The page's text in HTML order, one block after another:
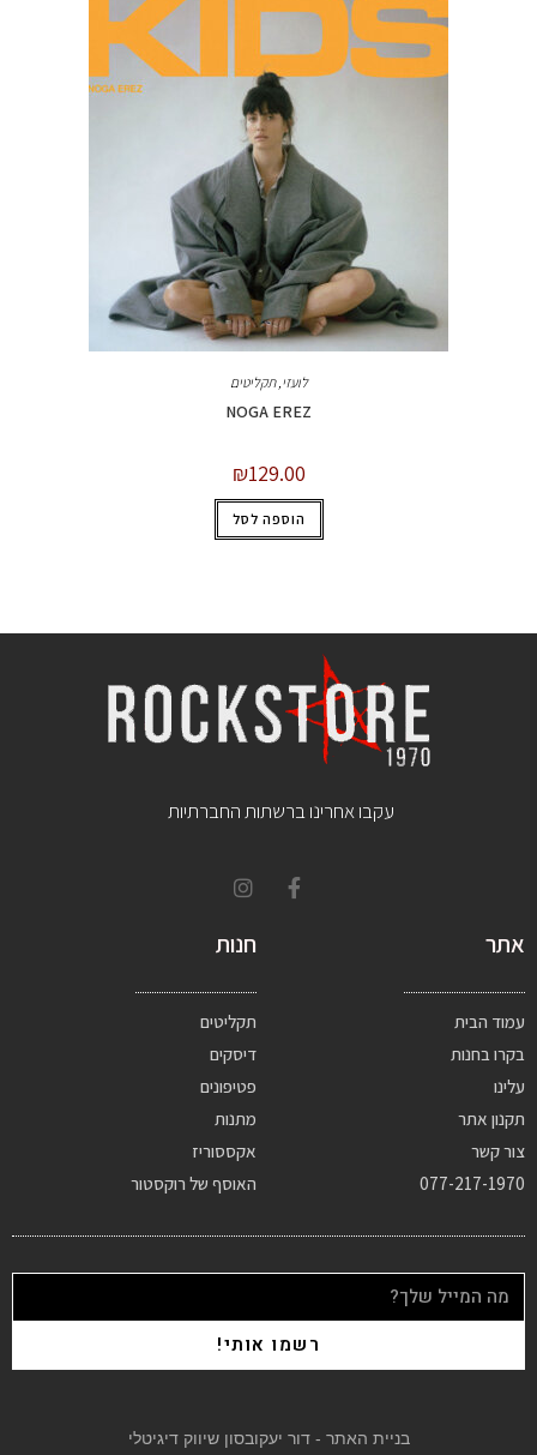
לועזי,תקליטים
NOGA EREZ
₪129.00
הוספה לסל
עקבו אחרינו ברשתות החברתיות
אתר
עמוד הבית
בקרו בחנות
עלינו
תקנון אתר
צור קשר
077-217-1970
חנות
תקליטים
דיסקים
פטיפונים
מתנות
אקססוריז
האוסף של רוקסטור
רשמו אותי!
בניית האתר - דור יעקובסון שיווק דיגיטלי